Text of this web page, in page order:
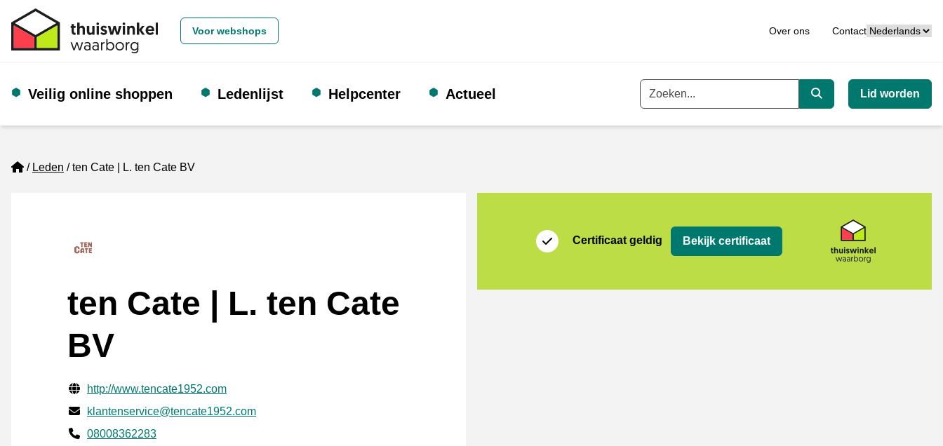
Voor webshops Over ons ContactTaal
Veilig online shoppen Ledenlijst Helpcenter Actueel Trefwoord
Zoeken
Lid worden
Home
Leden ten Cate | L. ten Cate BV
ten Cate | L. ten Cate
BV
Gecontroleerde contactgegevens
Website URL
http://www.tencate1952.com
E-mail
klantenservice@tencate1952.com
Telefoonnummer
08008362283
Certificaat geldig Bekijk certificaat